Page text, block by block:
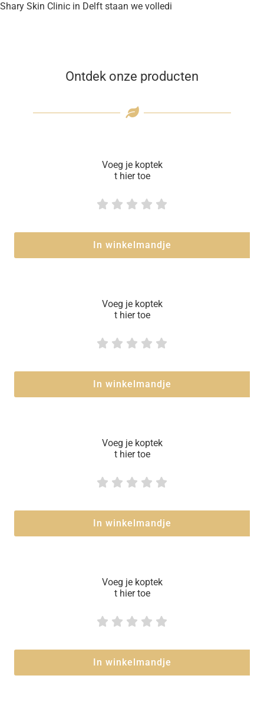
Shary Skin Clinic in Delft staan we volledi
Ontdek onze producten
Voeg je koptek
t hier toe
    
In winkelmandje
Voeg je koptek
t hier toe
    
In winkelmandje
Voeg je koptek
t hier toe
    
In winkelmandje
Voeg je koptek
t hier toe
    
In winkelmandje